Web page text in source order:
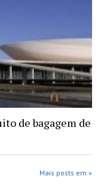
de bagagem de
Mais posts em »